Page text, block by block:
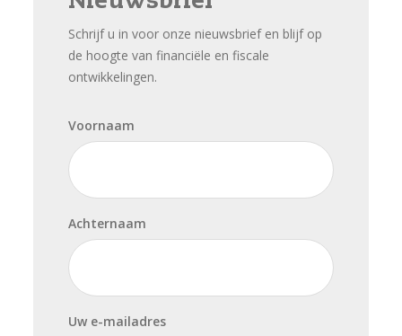
Schrijf u in voor onze nieuwsbrief en blijf op
de hoogte van financiële en fiscale
ontwikkelingen.
Voornaam
Achternaam
Uw e-mailadres